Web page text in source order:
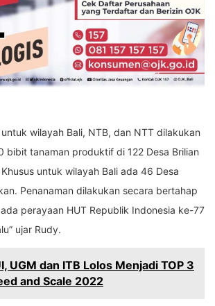
wilayah Bali, NTB, dan NTT dilakukan
bibit tanaman produktif di 122 Desa Brilian
untuk wilayah Bali ada 46 Desa
Penanaman dilakukan secara bertahap
perayaan HUT Republik Indonesia ke-77
ujar Rudy.
UGM dan ITB Lolos Menjadi TOP 3
and Scale 2022